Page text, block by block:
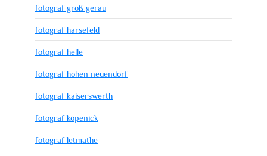
fotograf groß gerau
fotograf harsefeld
fotograf helle
fotograf hohen neuendorf
fotograf kaiserswerth
fotograf köpenick
fotograf letmathe